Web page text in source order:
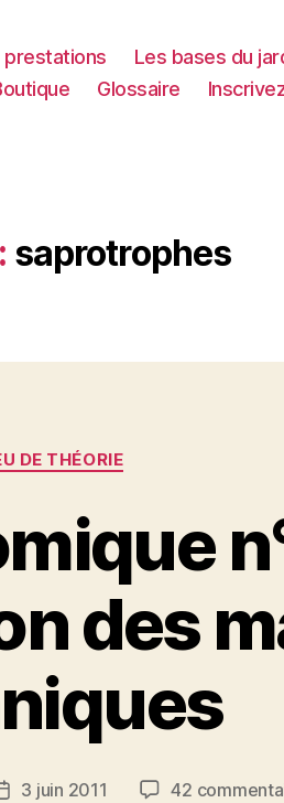
prestations Les bases du
Glossaire
saprotrophes
Catégories
DE THÉORIE
des
Date3 juin 2011 42